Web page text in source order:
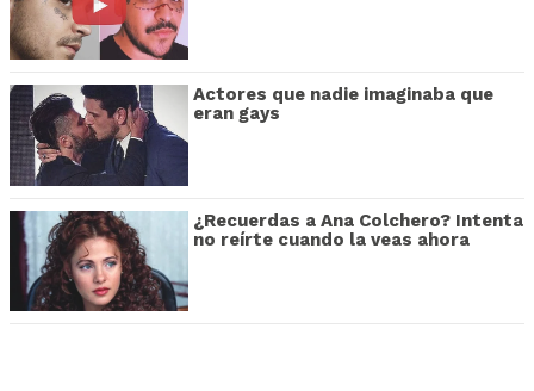
Actores que nadie imaginaba que
eran gays
¿Recuerdas a Ana Colchero? Intenta
no reírte cuando la veas ahora